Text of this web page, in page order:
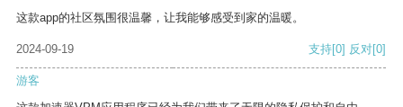
这款app的社区氛围很温馨，让我能够感受到家的温暖。
2024-09-19 支持[0] 反对[0]
游客